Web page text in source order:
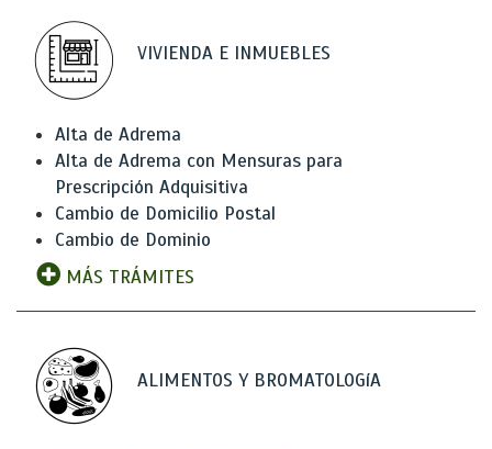
VIVIENDA E INMUEBLES
Alta de Adrema
Alta de Adrema con Mensuras para
Prescripción Adquisitiva
Cambio de Domicilio Postal
Cambio de Dominio
MÁS TRÁMITES
ALIMENTOS Y BROMATOLOGíA